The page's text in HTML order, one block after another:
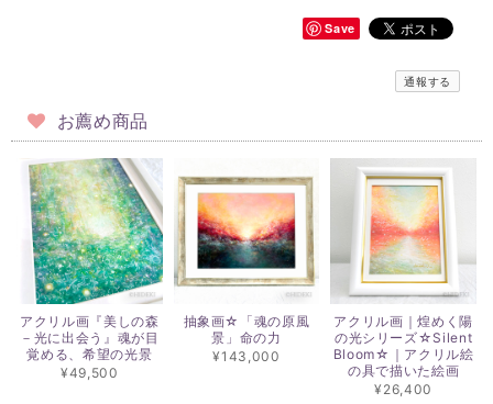
Save
通報する
お薦め商品
アクリル画『美しの森
－光に出会う』魂が目
覚める、希望の光景
¥49,500
抽象画☆「魂の原風
景」命の力
¥143,000
アクリル画｜煌めく陽
の光シリーズ☆Silent
Bloom☆｜アクリル絵
の具で描いた絵画
¥26,400